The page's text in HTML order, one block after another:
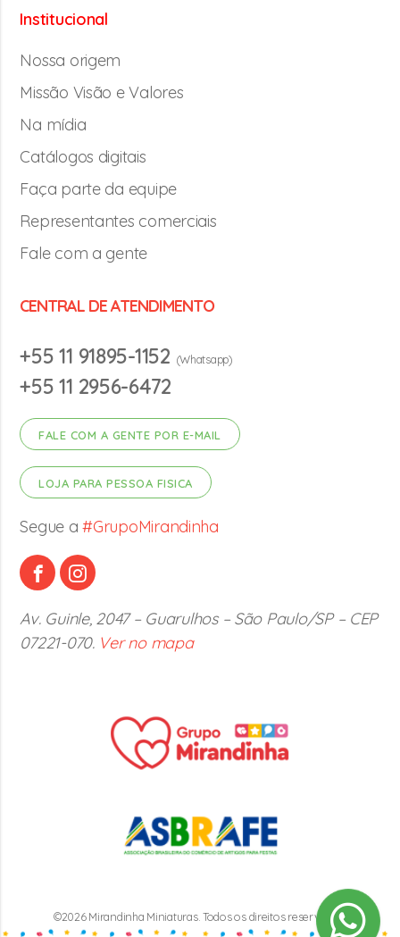
Institucional
Nossa origem
Missão Visão e Valores
Na mídia
Catálogos digitais
Faça parte da equipe
Representantes comerciais
Fale com a gente
CENTRAL DE ATENDIMENTO
+55 11 91895-1152 (Whatsapp)
+55 11 2956-6472
FALE COM A GENTE POR E-MAIL
LOJA PARA PESSOA FISICA
Segue a#GrupoMirandinha
Av. Guinle, 2047 – Guarulhos – São Paulo/SP – CEP
07221-070. Ver no mapa
©2026 Mirandinha Miniaturas. Todos os direitos reservados.